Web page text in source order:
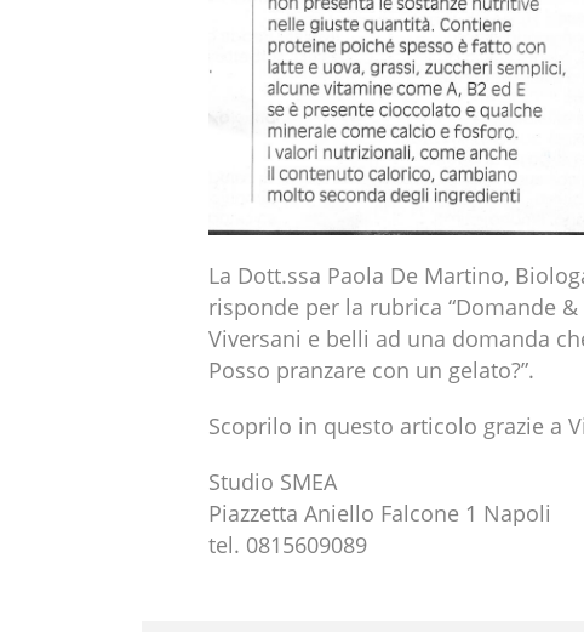
La Dott.ssa Paola De Martino,
risponde per la rubrica “Domande
Viversani e belli ad una domanda
Posso pranzare con un gelato?”.
Scoprilo in questo articolo grazie a
Studio SMEA
Piazzetta Aniello Falcone 1 Napoli
tel. 0815609089